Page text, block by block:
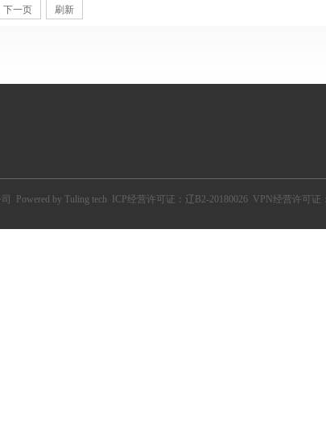
置根本没有生效。一般设置代理IP后，访问网站有两
下一页 刷新
Powered by Tuling tech ICP经营许可证：辽B2-20180026VPN经营许可证